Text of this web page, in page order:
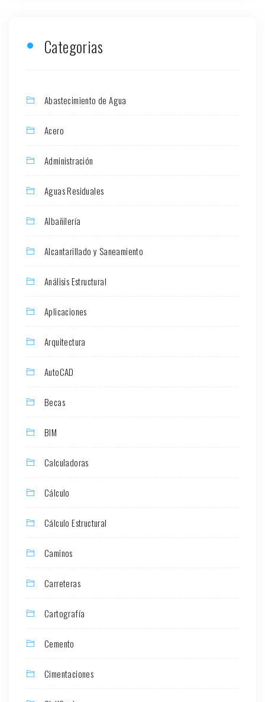
Categorias
Abastecimiento de Agua
Acero
Administración
Aguas Residuales
Albañilería
Alcantarillado y Saneamiento
Análisis Estructural
Aplicaciones
Arquitectura
AutoCAD
Becas
BIM
Calculadoras
Cálculo
Cálculo Estructural
Caminos
Carreteras
Cartografía
Cemento
Cimentaciones